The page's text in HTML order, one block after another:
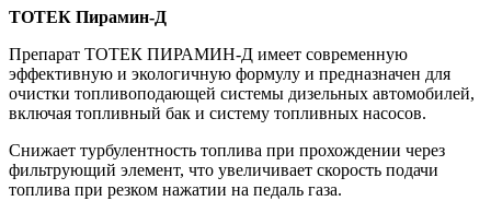
ТОТЕК Пирамин-Д
Препарат ТОТЕК ПИРАМИН-Д имеет современную
эффективную и экологичную формулу и предназначен для
очистки топливоподающей системы дизельных автомобилей,
включая топливный бак и систему топливных насосов.
Снижает турбулентность топлива при прохождении через
фильтрующий элемент, что увеличивает скорость подачи
топлива при резком нажатии на педаль газа.